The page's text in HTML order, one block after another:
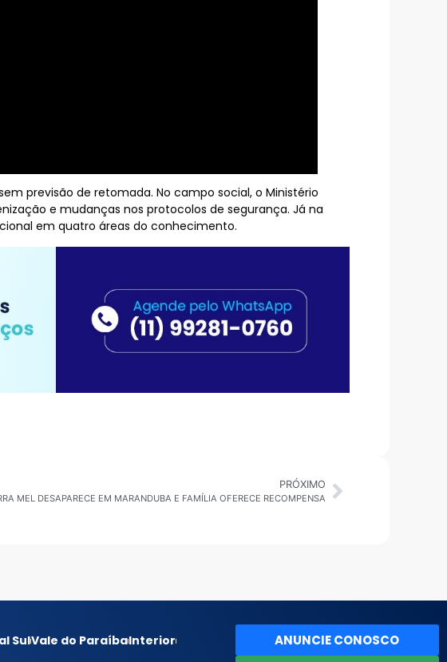
previsão de retomada. No campo social, o Ministério
e mudanças nos protocolos de segurança. Já na
em quatro áreas do conhecimento.
PRÓXIMO
MEL DESAPARECE EM MARANDUBA E FAMÍLIA OFERECE RECOMPENSA
SulVale do ParaíbaInterior
ANUNCIE CONOSCO